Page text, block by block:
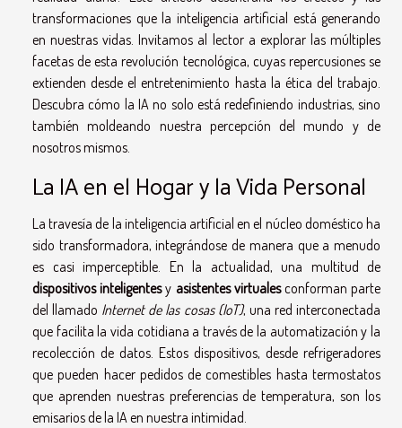
transformaciones que la inteligencia artificial está generando
en nuestras vidas. Invitamos al lector a explorar las múltiples
facetas de esta revolución tecnológica, cuyas repercusiones se
extienden desde el entretenimiento hasta la ética del trabajo.
Descubra cómo la IA no solo está redefiniendo industrias, sino
también moldeando nuestra percepción del mundo y de
nosotros mismos.
La IA en el Hogar y la Vida Personal
La travesía de la inteligencia artificial en el núcleo doméstico ha
sido transformadora, integrándose de manera que a menudo
es casi imperceptible. En la actualidad, una multitud de
dispositivos inteligentesy asistentes virtualesconforman parte
del llamado Internet de las cosas (IoT), una red interconectada
que facilita la vida cotidiana a través de la automatización y la
recolección de datos. Estos dispositivos, desde refrigeradores
que pueden hacer pedidos de comestibles hasta termostatos
que aprenden nuestras preferencias de temperatura, son los
emisarios de la IA en nuestra intimidad.